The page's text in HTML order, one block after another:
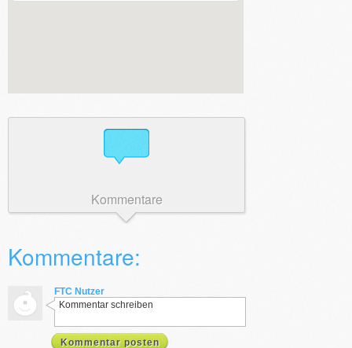
Kommentare
Kommentare:
FTC Nutzer
Kommentar schreiben
Kommentar posten